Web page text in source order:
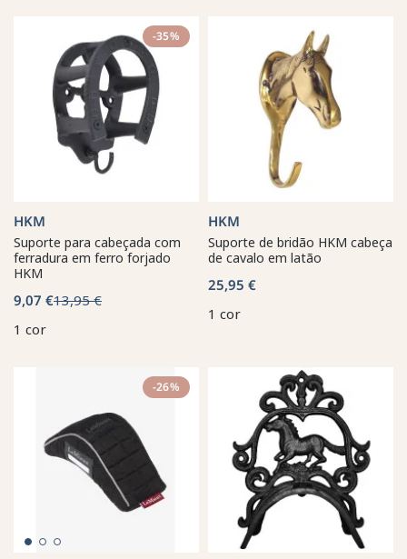
-35%
HKM
Suporte para cabeçada com
ferradura em ferro forjado
HKM
9,07 €13,95 €
1 cor
HKM
Suporte de bridão HKM cabeça
de cavalo em latão
25,95 €
1 cor
-26%